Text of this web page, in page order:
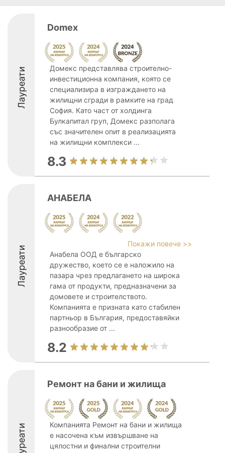
Лауреати
Domex
Домекс представлява строително-
инвестиционна компания, която се
специализира в изграждането на
жилищни сгради в рамките на град
София. Като част от холдинга
Булкапитал груп, Домекс разполага
със значителен опит в реализацията
на жилищни комплекси ...
8.3
Лауреати
АНАБЕЛА
Покажи повече >>
Анабела ООД е българско
дружество, което се е наложило на
пазара чрез предлагането на широка
гама от продукти, предназначени за
домовете и строителството.
Компанията е призната като стабилен
партньор в България, предоставяйки
разнообразие от ...
8.2
Лауреати
Ремонт на бани и жилища
Компанията Ремонт на бани и жилища
е насочена към извършване на
цялостни и финални строителни